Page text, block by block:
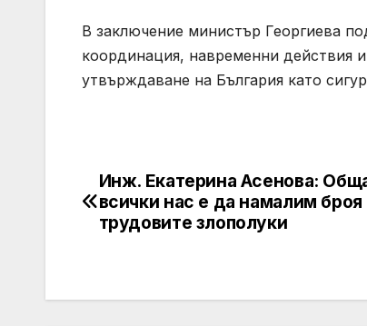
В заключение министър Георгиева
координация, навременни действия
утвърждаване на България като
Post
navigation
Инж. Екатерина Асенова:
всички нас е да намалим броя
трудовите злополуки